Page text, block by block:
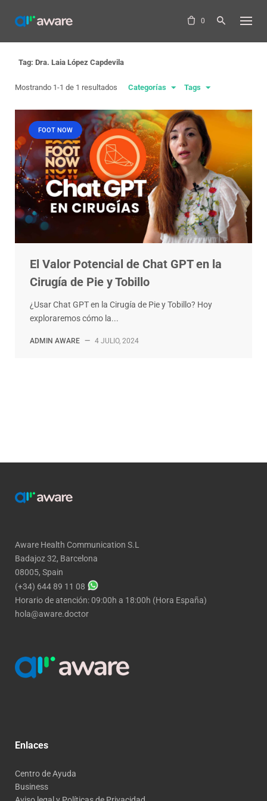
content
0
Tag: Dra. Laia López Capdevila
Mostrando 1-1 de 1 resultados Categorías Tags
FOOT NOW
El Valor Potencial de Chat GPT en la
Cirugía de Pie y Tobillo
¿Usar Chat GPT en la Cirugía de Pie y Tobillo? Hoy
exploraremos cómo la...
ADMIN AWARE — 4 JULIO, 2024
Aware Health Communication S.L
Badajoz 32, Barcelona
08005, Spain
(+34) 644 89 11 08
Horario de atención: 09:00h a 18:00h (Hora España)
hola@aware.doctor
Enlaces
Centro de Ayuda
Business